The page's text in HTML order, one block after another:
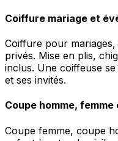
Coiffure mariage et
Coiffure pour
privés. Mise en plis,
inclus. Une coiffeuse
et ses invités.
Coupe homme,
Coupe femme, coupe